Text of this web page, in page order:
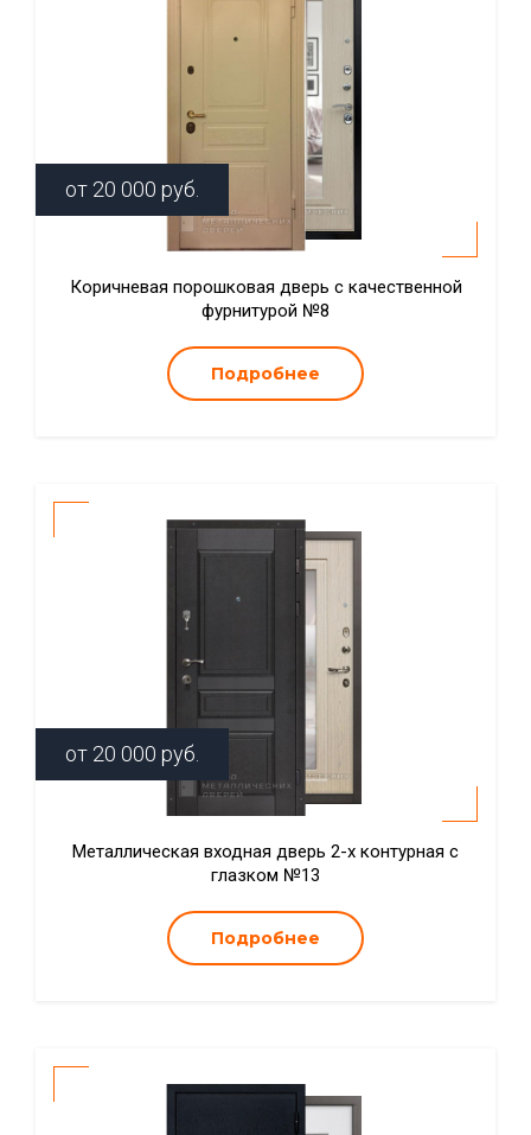
от 20 000 руб.
Коричневая порошковая дверь с качественной
фурнитурой №8
Подробнее
от 20 000 руб.
Металлическая входная дверь 2-х контурная с
глазком №13
Подробнее